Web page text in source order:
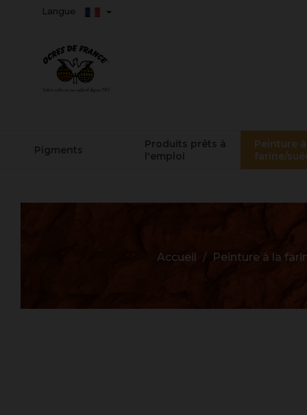
Langue
Pigments
Produits prêts à
l'emploi
Peinture
farine/
Accueil Peinture à la